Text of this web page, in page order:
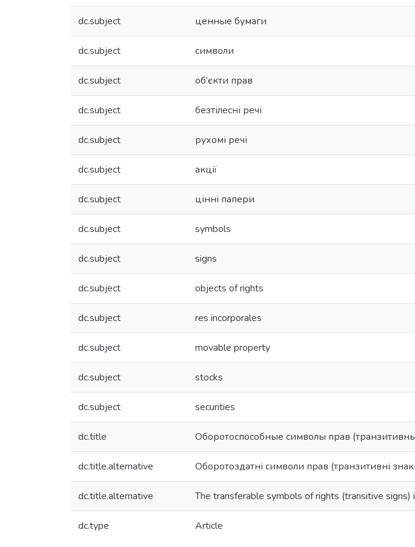
dc.subject ценные бумаги
dc.subject символи
dc.subject об’єкти прав
dc.subject безтілесні речі
dc.subject рухомі речі
dc.subject акції
dc.subject цінні папери
dc.subject symbols
dc.subject signs
dc.subject objects of rights
dc.subject res incorporales
dc.subject movable property
dc.subject stocks
dc.subject securities
dc.title Оборотоспособные символы прав
dc.title.alternative Оборотоздатні символи прав (транзитивні
dc.title.alternative The transferable symbols of rights (transitive
dc.type Article